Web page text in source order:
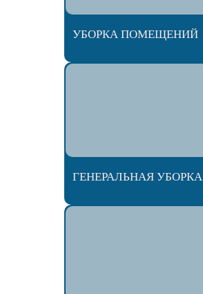
УБОРКА ПОМЕЩЕНИЙ
ГЕНЕРАЛЬНАЯ УБОРКА